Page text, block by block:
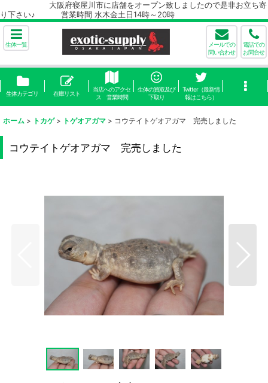
大阪府寝屋川市に店舗をオープン致しましたので是非お立ち寄
り下さい♪ 営業時間 水木金土日14時～20時
生体一覧
メールでの
問い合わせ
電話での
お問合せ
生体カテゴリ 在庫リスト
当店へのアクセ
ス 営業時間
生体の買取及び
下取り
Twitter（最新情
報はこちら）
ホーム > トカゲ > トゲオアガマ > コウテイトゲオアガマ 完売しました
コウテイトゲオアガマ 完売しました